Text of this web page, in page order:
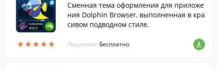
★★★★★
★★★★★
Сменная тема оформления для приложе
ния Dolphin Browser, выполненная в кра
сивом подводном стиле.
Лицензия: Бесплатно